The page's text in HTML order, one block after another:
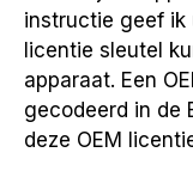
instructie geef ik
licentie sleutel
apparaat. Een
gecodeerd in de
deze OEM